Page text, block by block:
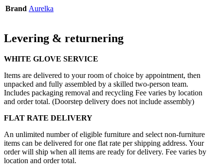
Brand Aurelka
Levering & returnering
WHITE GLOVE SERVICE
Items are delivered to your room of choice by appointment, then
unpacked and fully assembled by a skilled two-person team.
Includes packaging removal and recycling Fee varies by location
and order total. (Doorstep delivery does not include assembly)
FLAT RATE DELIVERY
An unlimited number of eligible furniture and select non-furniture
items can be delivered for one flat rate per shipping address. Your
order will ship when all items are ready for delivery. Fee varies by
location and order total.